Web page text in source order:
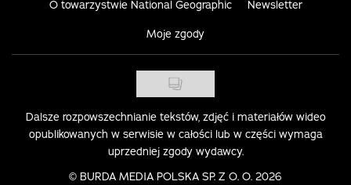
O towarzystwie National Geographic Newsletter
Moje zgody
Dalsze rozpowszechnianie tekstów, zdjęć i materiałów wideo
opublikowanych w serwisie w całości lub w części wymaga
uprzedniej zgody wydawcy.
© BURDA MEDIA POLSKA SP. Z O. O. 2026